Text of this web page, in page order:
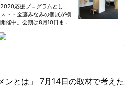
ンとは」 7月14日の取材で考えた